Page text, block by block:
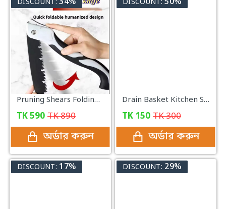
DISCOUNT:
Pruning Shears Folding Woodsawing Tools for Multi-purpose Pruning Gardening Scissors Hand Pruner
TK590 TK890
অর্ডার করুন
DISCOUNT:
Drain Basket Kitchen Sink Drain
TK 150 TK300
অর্ডার করুন
DISCOUNT: 17% DISCOUNT: 29%